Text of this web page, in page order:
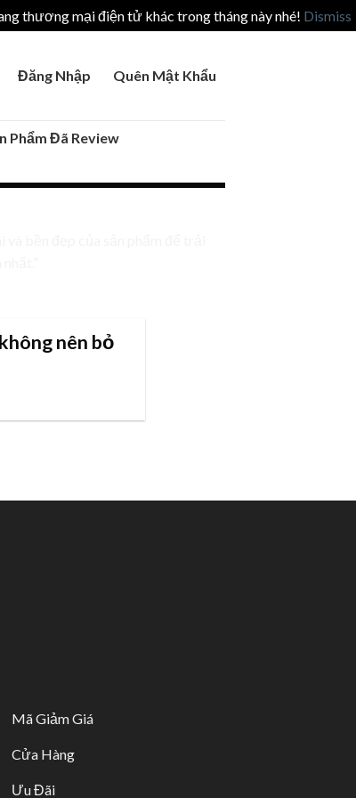
thương mại điện tử khác trong tháng này nhé! Dismiss
Đăng Nhập Quên Mật Khẩu
Phẩm Đã Review
nên bỏ
Mã Giảm Giá
Cửa Hàng
Ưu Đãi